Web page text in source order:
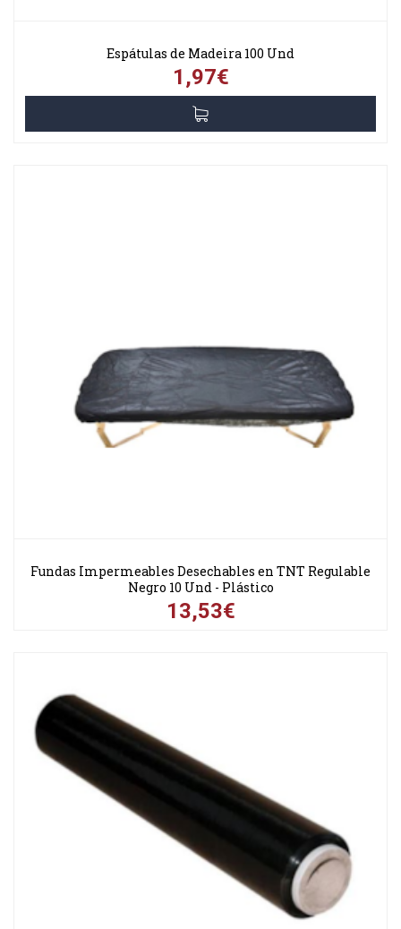
Espátulas de Madeira 100 Und
1,97€
Fundas Impermeables Desechables en TNT Regulable
Negro 10 Und - Plástico
13,53€